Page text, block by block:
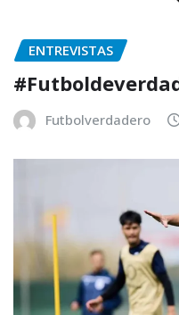
ENTREVISTAS
Futbolverdadero